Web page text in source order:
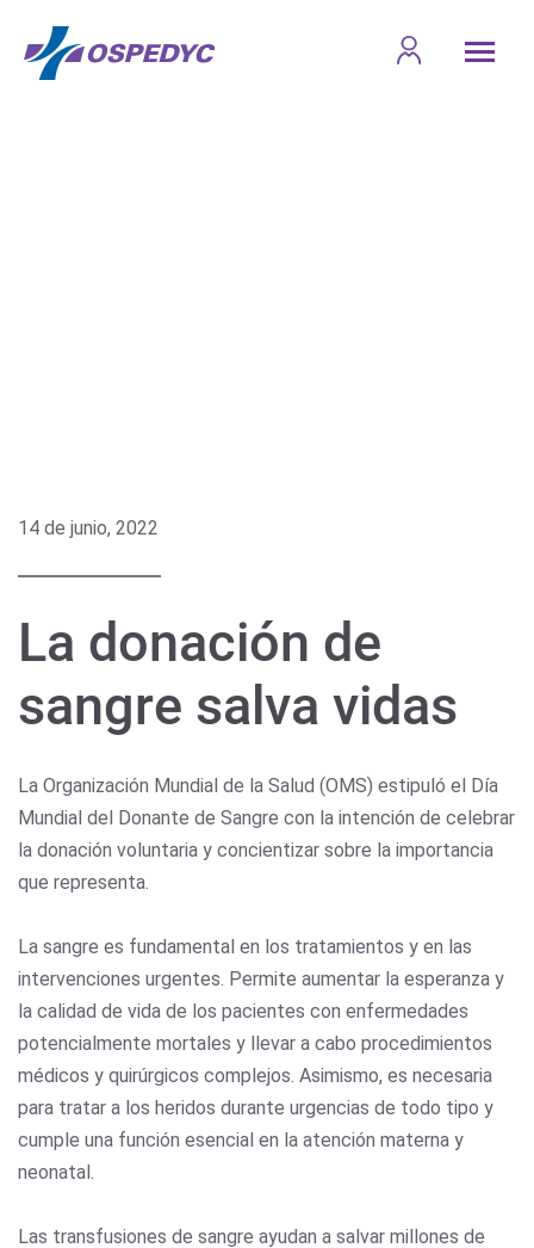
14 de junio, 2022
La donación de
sangre salva vidas
La Organización Mundial de la Salud (OMS) estipuló el Día
Mundial del Donante de Sangre con la intención de celebrar
la donación voluntaria y concientizar sobre la importancia
que representa.
La sangre es fundamental en los tratamientos y en las
intervenciones urgentes. Permite aumentar la esperanza y
la calidad de vida de los pacientes con enfermedades
potencialmente mortales y llevar a cabo procedimientos
médicos y quirúrgicos complejos. Asimismo, es necesaria
para tratar a los heridos durante urgencias de todo tipo y
cumple una función esencial en la atención materna y
neonatal.
Las transfusiones de sangre ayudan a salvar millones de